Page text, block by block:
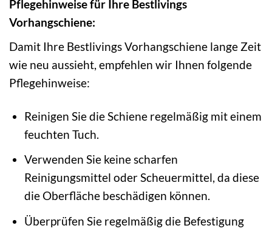
Pflegehinweise für Ihre Bestlivings
Vorhangschiene:
Damit Ihre Bestlivings Vorhangschiene lange Zeit
wie neu aussieht, empfehlen wir Ihnen folgende
Pflegehinweise:
Reinigen Sie die Schiene regelmäßig mit einem
feuchten Tuch.
Verwenden Sie keine scharfen
Reinigungsmittel oder Scheuermittel, da diese
die Oberfläche beschädigen können.
Überprüfen Sie regelmäßig die Befestigung